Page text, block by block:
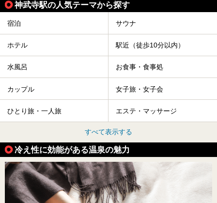
神武寺駅の人気テーマから探す
宿泊 サウナ
ホテル 駅近（徒歩10分以内）
水風呂 お食事・食事処
カップル 女子旅・女子会
ひとり旅・一人旅 エステ・マッサージ
すべて表示する
冷え性に効能がある温泉の魅力